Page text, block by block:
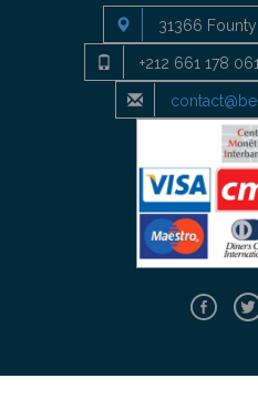
31366
+212 661 178